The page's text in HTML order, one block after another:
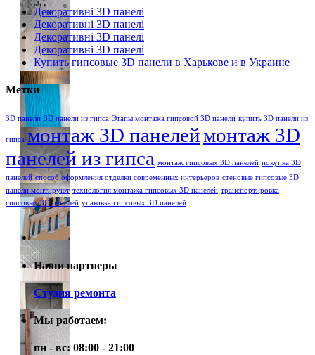
Декоративні 3D панелі
Декоративні 3D панелі
Декоративні 3D панелі
Декоративні 3D панелі
Купить гипсовые 3D панели в Харькове и в Украине
Метки
3D панели 3D панели из гипса Этапы монтажа гипсовой 3D панели купить 3D панели из
гипса монтаж 3D панелеймонтаж 3D
панелей из гипса монтаж гипсовых 3D панелей покупка 3D
панелей способ оформления отделки современных интерьеров стеновые гипсовые 3D
панели монтируют технология монтажа гипсовых 3D панелей транспортировка
гипсовых 3D панелей упаковка гипсовых 3D панелей
Наши партнеры
Студия ремонта
Мы работаем:
пн - вс: 08:00 - 21:00